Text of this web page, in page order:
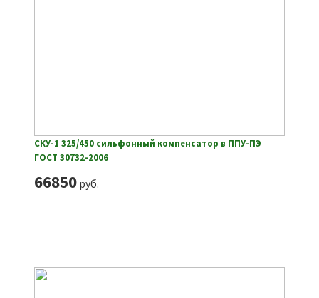
СКУ-1 325/450 сильфонный компенсатор в ППУ-ПЭ
ГОСТ 30732-2006
66850руб.